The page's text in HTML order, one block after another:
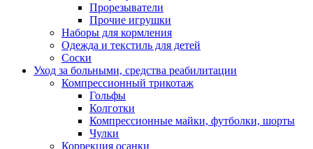
Прорезыватели
Прочие игрушки
Наборы для кормления
Одежда и текстиль для детей
Соски
Уход за больными, средства реабилитации
Компрессионный трикотаж
Гольфы
Колготки
Компрессионные майки, футболки, шорты
Чулки
Коррекция осанки